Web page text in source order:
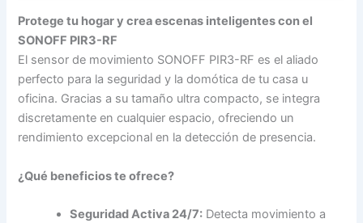
Protege tu hogar y crea escenas inteligentes con el
SONOFF PIR3-RF
El sensor de movimiento SONOFF PIR3-RF es el aliado
perfecto para la seguridad y la domótica de tu casa u
oficina. Gracias a su tamaño ultra compacto, se integra
discretamente en cualquier espacio, ofreciendo un
rendimiento excepcional en la detección de presencia.
¿Qué beneficios te ofrece?
Seguridad Activa 24/7: Detecta movimiento a